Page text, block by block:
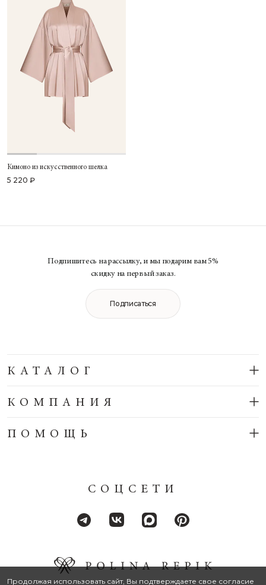
Кимоно из искусственного шелка
5 220 ₽
Подпишитесь на рассылку, и мы подарим вам 5%
скидку на первый заказ.
Подписаться
СОЦСЕТИ
КАТАЛОГ
КОМПАНИЯ
ПОМОЩЬ
Продолжая использовать сайт, Вы подтверждаете свое согласие